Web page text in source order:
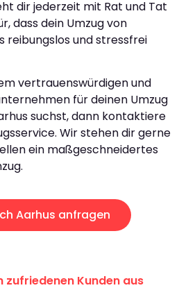
dir jederzeit mit Rat und Tat
dass dein Umzug von
reibungslos und stressfrei
vertrauenswürdigen und
für deinen Umzug
suchst, dann kontaktiere
Wir stehen dir gerne
ein maßgeschneidertes
Aarhus anfragen
zufriedenen Kunden aus